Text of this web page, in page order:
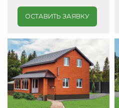
ОСТАВИТЬ ЗАЯВКУ